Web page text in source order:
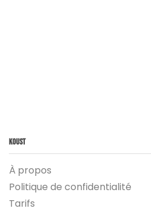
Koust
À propos
Politique de confidentialité
Tarifs